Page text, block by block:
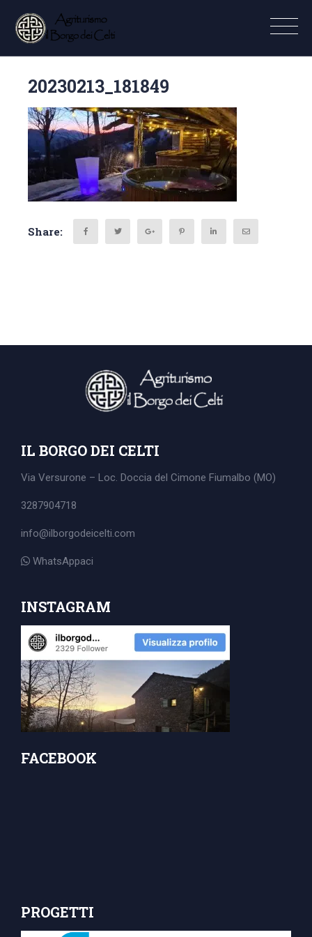
20230213_181849
Share:
IL BORGO DEI CELTI
Via Versurone – Loc. Doccia del Cimone Fiumalbo (MO)
3287904718
info@ilborgodeicelti.com
WhatsAppaci
INSTAGRAM
FACEBOOK
PROGETTI
Search